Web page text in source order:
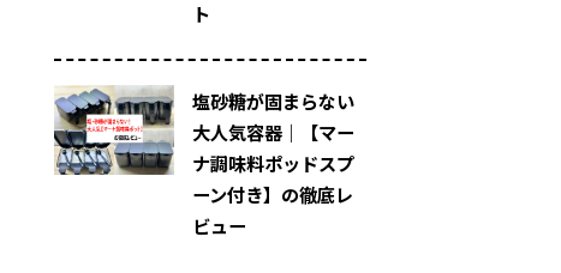
ト
塩砂糖が固まらない
大人気容器｜【マー
ナ調味料ポッドスプ
ーン付き】の徹底レ
ビュー